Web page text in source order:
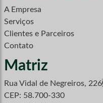
A Empresa
Serviços
Clientes e Parceiros
Contato
Matriz
Rua Vidal de Negreiros,
CEP: 58.700-330